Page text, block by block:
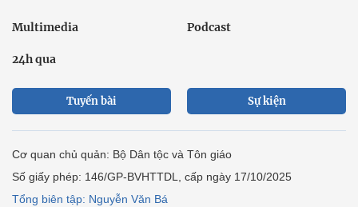
Multimedia Podcast
24h qua
Tuyến bài Sự kiện
Cơ quan chủ quản: Bộ Dân tộc và Tôn giáo
Số giấy phép: 146/GP-BVHTTDL, cấp ngày 17/10/2025
Tổng biên tập: Nguyễn Văn Bá